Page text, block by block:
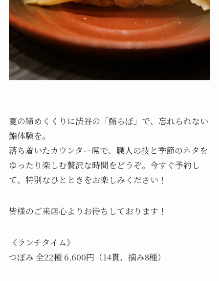
夏の締めくくりに渋谷の「鮨らぼ」で、忘れられない
鮨体験を。
落ち着いたカウンター席で、職人の技と季節のネタを
ゆったり楽しむ贅沢な時間をどうぞ。今すぐ予約し
て、特別なひとときをお楽しみください！
皆様のご来店心よりお待ちしております！
《ランチタイム》
つぼみ 全22種 6,600円（14貫、摘み8種）